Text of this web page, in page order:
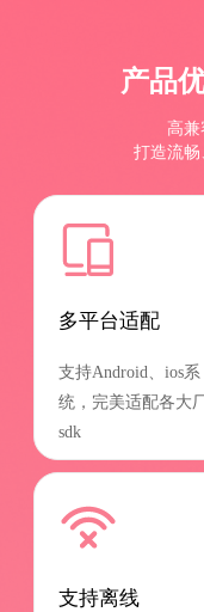
产品
高兼
打造流
多平台适配
支持Android、ios系
统，完美适配各大
sdk
支持离线